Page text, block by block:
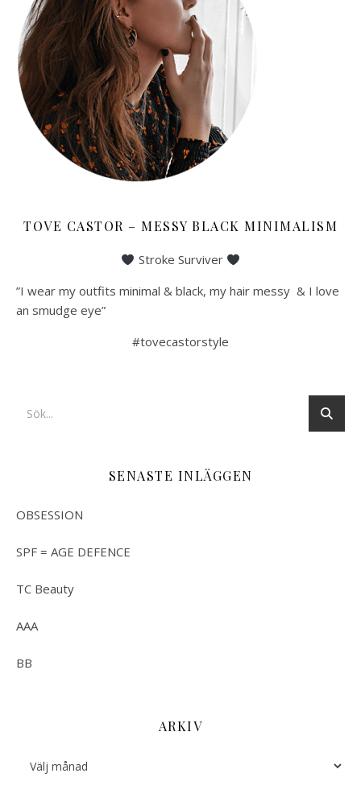
TOVE CASTOR – MESSY BLACK MINIMALISM
Stroke Surviver
”I wear my outfits minimal & black, my hair messy & I love
an smudge eye”
#tovecastorstyle
SENASTE INLÄGGEN
OBSESSION
SPF = AGE DEFENCE
TC Beauty
AAA
BB
ARKIV